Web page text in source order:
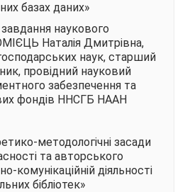
базах даних»
наукового
Наталія Дмитрівна,
наук, старший
провідний науковий
забезпечення та
фондів ННСГБ НААН
методологічні засади
та авторського
комунікаційній діяльності
бібліотек»